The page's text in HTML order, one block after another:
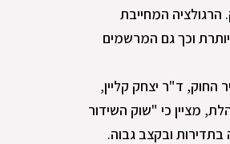
הרגולציה המחייבת
וכך גם המרשמים
החוק, ד"ר יצחק קליין,
מציין כי "שוק השידור
בתדירות ובקצב גבוה.